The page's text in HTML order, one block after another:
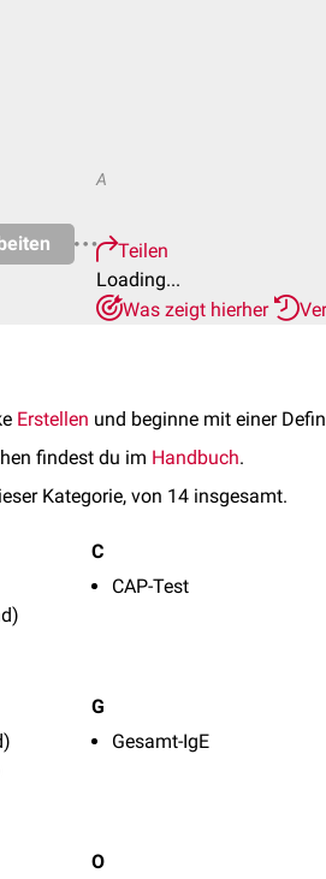
A
Teilen
Loading...
Was zeigt hierher
Erstellen und beginne mit einer
findest du im Handbuch.
Kategorie, von 14 insgesamt.
C
CAP-Test
G
Gesamt-IgE
O